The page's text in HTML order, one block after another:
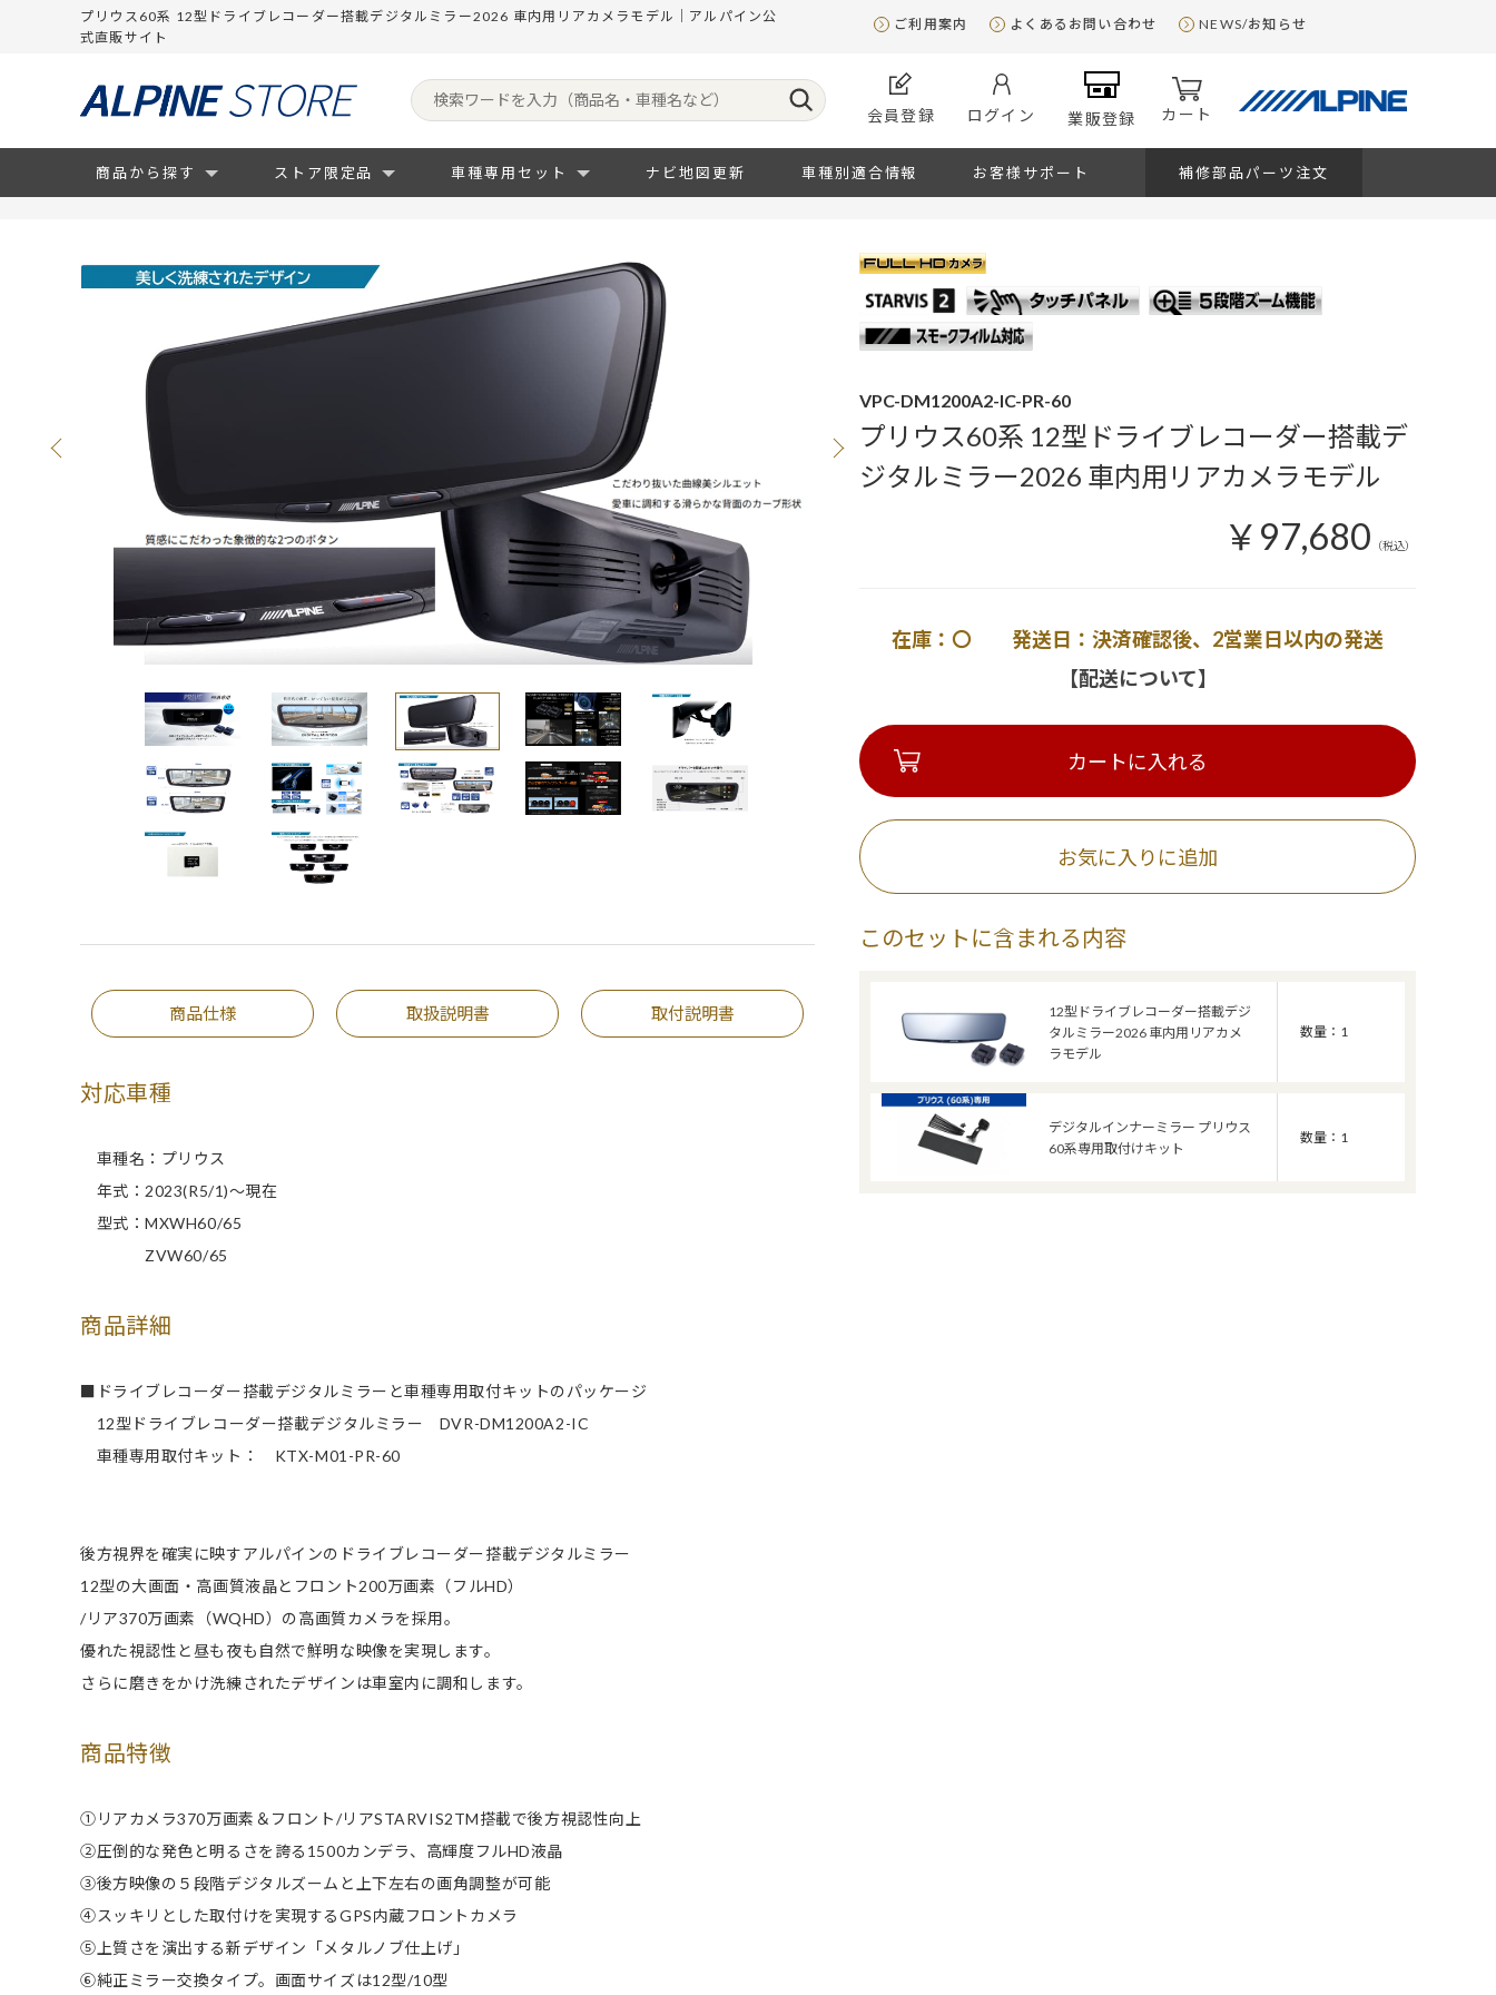
プリウス60系 12型ドライブレコーダー搭載デジタルミラー2026 車内用リアカメラモデル｜アルパイン公
式直販サイト
ご利用案内 よくあるお問い合わせ NEWS/お知らせ
会員登録 ログイン 業販登録 カート
商品から探す ストア限定品 車種専用セット ナビ地図更新 車種別適合情報 お客様サポート 補修部品パーツ注文
商品仕様 取扱説明書 取付説明書
対応車種
車種名：プリウス
年式：2023(R5/1)～現在
型式：MXWH60/65
ZVW60/65
商品詳細
■ドライブレコーダー搭載デジタルミラーと車種専用取付キットのパッケージ
12型ドライブレコーダー搭載デジタルミラー DVR-DM1200A2-IC
車種専用取付キット： KTX-M01-PR-60
後方視界を確実に映すアルパインのドライブレコーダー搭載デジタルミラー
12型の大画面・高画質液晶とフロント200万画素（フルHD）
/リア370万画素（WQHD）の高画質カメラを採用。
優れた視認性と昼も夜も自然で鮮明な映像を実現します。
さらに磨きをかけ洗練されたデザインは車室内に調和します。
商品特徴
①リアカメラ370万画素＆フロント/リアSTARVIS2TM搭載で後方視認性向上
②圧倒的な発色と明るさを誇る1500カンデラ、高輝度フルHD液晶
③後方映像の５段階デジタルズームと上下左右の画角調整が可能
④スッキリとした取付けを実現するGPS内蔵フロントカメラ
⑤上質さを演出する新デザイン「メタルノブ仕上げ」
⑥純正ミラー交換タイプ。画面サイズは12型/10型
VPC-DM1200A2-IC-PR-60
プリウス60系 12型ドライブレコーダー搭載デ
ジタルミラー2026 車内用リアカメラモデル
￥97,680 （税込）
在庫：〇 発送日：決済確認後、2営業日以内の発送
【配送について】
カートに入れる
このセットに含まれる内容
12型ドライブレコーダー搭載デジ
タルミラー2026 車内用リアカメ
ラモデル
数量：1
デジタルインナーミラー プリウス
60系専用取付けキット
数量：1
お気に入りに追加